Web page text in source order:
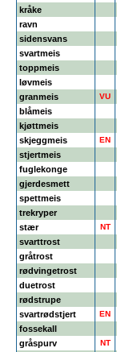
kråke
ravn
sidensvans
svartmeis
toppmeis
løvmeis
granmeis
VU
blåmeis
kjøttmeis
skjeggmeis
EN
stjertmeis
fuglekonge
gjerdesmett
spettmeis
trekryper
stær
NT
svarttrost
gråtrost
rødvingetrost
duetrost
rødstrupe
svartrødstjert
EN
fossekall
gråspurv
NT